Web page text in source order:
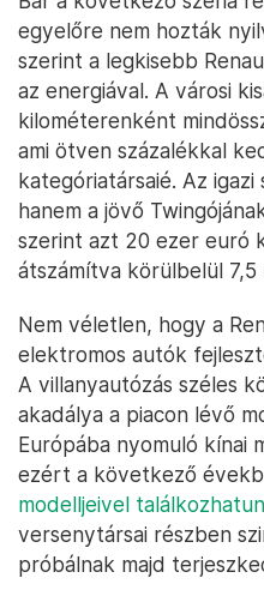
egyelőre nem hozták
szerint a legkisebb
az energiával. A városi
kilométerenként
ami ötven százalékkal
kategóriatársaié. Az igazi
hanem a jövő
szerint azt 20 ezer euró
átszámítva körülbelül
Nem véletlen, hogy a
elektromos autók
A villanyautózás széles
akadálya a piacon lévő
Európába nyomuló kínai
ezért a következő
modelljeivel
versenytársai részben
próbálnak majd